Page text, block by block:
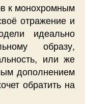
к монохромным
отражение и
идеально
образу,
или же
дополнением
обратить на